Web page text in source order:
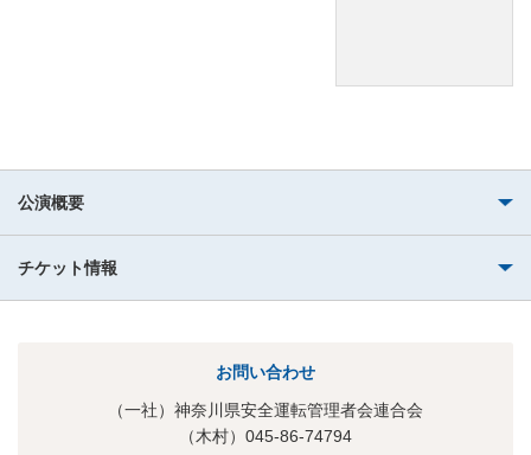
公演概要
チケット情報
お問い合わせ
（一社）神奈川県安全運転管理者会連合会
（木村）045-86-74794